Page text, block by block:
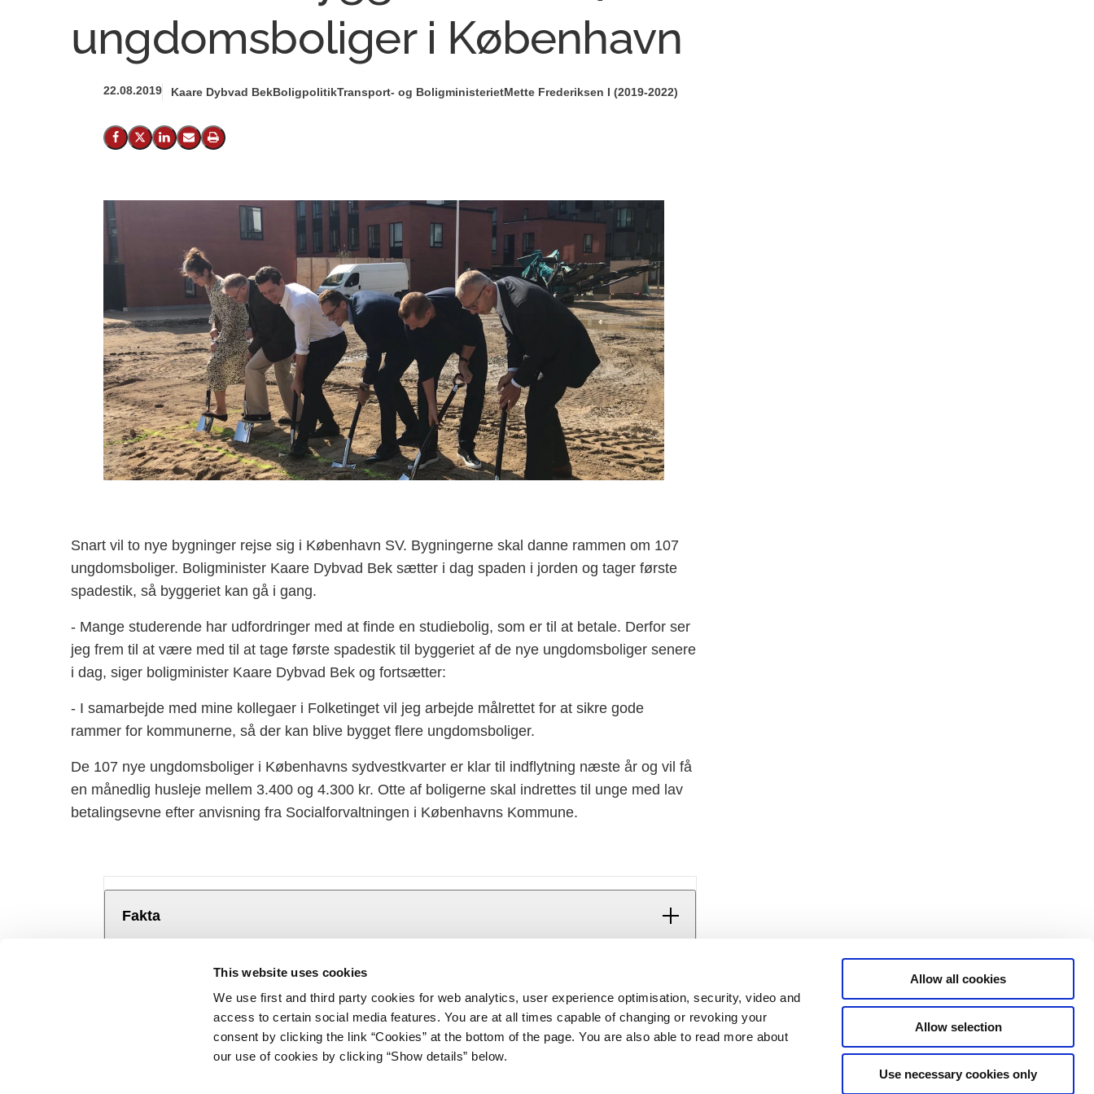
This website uses cookies
We use first and third party cookies for web analytics, user experience optimisation, security, video and
access to certain social media features. You are at all times capable of changing or revoking your
consent by clicking the link “Cookies” at the bottom of the page. You are also able to read more about
our use of cookies by clicking “Show details” below.
Allow all cookies
Allow selection
Use necessary cookies only
ungdomsboliger i København
22.08.2019 Kaare Dybvad BekBoligpolitikTransport- og BoligministerietMette Frederiksen I (2019-2022)
Del på Facebook
Del på X (Twitter)
Del på LinkedIn
Send email
Print
Snart vil to nye bygninger rejse sig i København SV. Bygningerne skal danne rammen om 107
ungdomsboliger. Boligminister Kaare Dybvad Bek sætter i dag spaden i jorden og tager første
spadestik, så byggeriet kan gå i gang.
- Mange studerende har udfordringer med at finde en studiebolig, som er til at betale. Derfor ser
jeg frem til at være med til at tage første spadestik til byggeriet af de nye ungdomsboliger senere
i dag, siger boligminister Kaare Dybvad Bek og fortsætter:
- I samarbejde med mine kollegaer i Folketinget vil jeg arbejde målrettet for at sikre gode
rammer for kommunerne, så der kan blive bygget flere ungdomsboliger.
De 107 nye ungdomsboliger i Københavns sydvestkvarter er klar til indflytning næste år og vil få
en månedlig husleje mellem 3.400 og 4.300 kr. Otte af boligerne skal indrettes til unge med lav
betalingsevne efter anvisning fra Socialforvaltningen i Københavns Kommune.
Fakta
Byggeriet vil bestå af boliger i forskellige størrelser og typer, der spænder fra ca. 35
Området er en del af et byudviklingsområde, hvor der etableres boliger og erhverv